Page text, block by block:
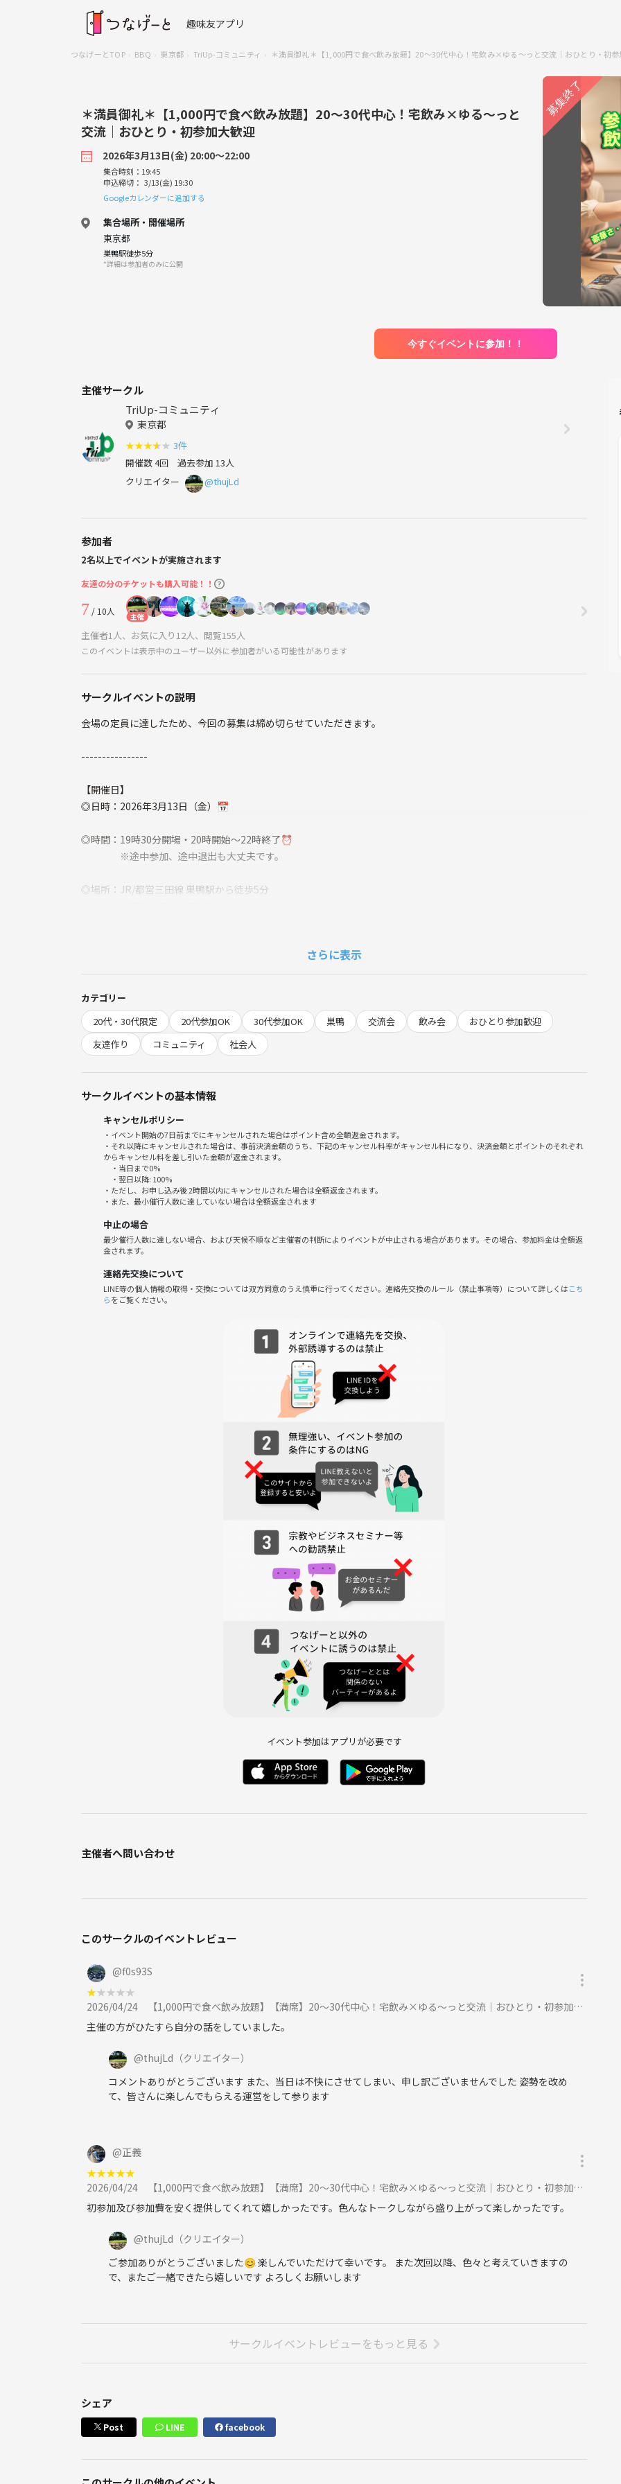
趣味友アプリ
つなげーとTOP BBQ 東京都 TriUp-コミュニティ ＊満員御礼＊【1,000円で食べ飲み放題】20〜30代中心！宅飲み×ゆる〜っと交流｜おひとり・初
＊満員御礼＊【1,000円で食べ飲み放題】20〜30代中心！宅飲み×ゆる〜っと
交流｜おひとり・初参加大歓迎
2026年3月13日(金) 20:00〜22:00
集合時刻：19:45
申込締切： 3/13(金) 19:30
Googleカレンダーに追加する
集合場所・開催場所
東京都
巣鴨駅徒歩5分
*詳細は参加者のみに公開
今すぐイベントに参加！！
主催サークル
TriUp-コミュニティ
東京都
★★★★ ★ 3件
開催数 4回 過去参加 13人
クリエイター
@thujLd
参加者
2名以上でイベントが実施されます
友達の分のチケットも購入可能！！
7 / 10人 主催
主催者1人、お気に入り12人、閲覧155人
このイベントは表示中のユーザー以外に参加者がいる可能性があります
サークルイベントの説明
会場の定員に達したため、今回の募集は締め切らせていただきます。
----------------
【開催日】
◎日時：2026年3月13日（金）📅
◎時間：19時30分開場・20時開始〜22時終了⏰
※途中参加、途中退出も大丈夫です。
◎場所：JR/都営三田線 巣鴨駅から徒歩5分
※申込時に前金で3,000円預り、当日会場で現金2,000円を返金
※連絡なく不参加の場合は返金しません
飲み会・交流会になります！
皆さんにとって、家と会社以外で気軽に立ち寄れる場でいるのが理想です😊
=====================================
★こんな方におすすめ★
最近、人と話す機会が減ったと感じている
仕事以外のつながりや友達がほしい
同世代・異業種の人と気軽に話してみたい
人脈作りというより、まずは雑談したい
お酒やご飯を楽しみながら、ゆるく交流したい
-------------------------------------------------
豪華なメニューや特別な料理が出されるイベントで、人が多くてほとんど食べられなかった…😱
珍しいお酒や美味しい飲み物があるといっても、結局1杯とか1口しか飲めなかった…😖
・ドリンクは缶モノを中心に、たくさん用意してます！🍻
とにかくゆる〜く気軽に飲み食いしながら笑えるように
トニカクゆる〜い繋がりを作りたい方は特に大歓迎です！
-------------------------------------------------
🌈TriUp-コミュニティは「家」と「会社」以外に、ふらっと立ち寄れて、気軽に話せる相手がいるコミュニティの創
職やキャリア相談（もちろんそれ以外にも）のお役に立てたら……ってとゆースタンスです😊
「特に目的はないけど誰かと話したい」
・保険、不動産、投資等の勧誘目的の方
・イベント後にこれらの関わりが発覚した場合も、決済情報から遡って厳密に対応します
さらに表示
カテゴリー
20代・30代限定
20代参加OK 30代参加OK 巣鴨 交流会 飲み会
おひとり参加歓迎
友達作り
コミュニティ 社会人
サークルイベントの基本情報
キャンセルポリシー
・イベント開始の7日前までにキャンセルされた場合はポイント含め全額返金されます。
・それ以降にキャンセルされた場合は、事前決済金額のうち、下記のキャンセル料率がキャンセル料になり、決済金額とポイントのそれぞれ
からキャンセル料を差し引いた金額が返金されます。
・当日まで0%
・翌日以降: 100%
・ただし、お申し込み後 2時間以内にキャンセルされた場合は全額返金されます。
・また、最小催行人数に達していない場合は全額返金されます
中止の場合
最少催行人数に達しない場合、および天候不順など主催者の判断によりイベントが中止される場合があります。その場合、参加料金は全額返
金されます。
連絡先交換について
LINE等の個人情報の取得・交換については双方同意のうえ慎重に行ってください。連絡先交換のルール（禁止事項等）について詳しくはこち
らをご覧ください。
イベント参加はアプリが必要です
主催者へ問い合わせ
このサークルのイベントレビュー
@f0s93S
★★★★★
2026/04/24
【1,000円で食べ飲み放題】【満席】20〜30代中心！宅飲み×ゆる〜っと交流｜おひとり・初参加大歓迎【開催確定済】に参加
主催の方がひたすら自分の話をしていました。
@thujLd （クリエイター）
コメントありがとうございます また、当日は不快にさせてしまい、申し訳ございませんでした 姿勢を改め
て、皆さんに楽しんでもらえる運営をして参ります
@正義
★★★★★
2026/04/24
【1,000円で食べ飲み放題】【満席】20〜30代中心！宅飲み×ゆる〜っと交流｜おひとり・初参加大歓迎【開催確定済】に参加
初参加及び参加費を安く提供してくれて嬉しかったです。色んなトークしながら盛り上がって楽しかったです。
@thujLd （クリエイター）
ご参加ありがとうございました😊 楽しんでいただけて幸いです。 また次回以降、色々と考えていきますの
で、またご一緒できたら嬉しいです よろしくお願いします
サークルイベントレビューをもっと見る
シェア
Post LINE facebook